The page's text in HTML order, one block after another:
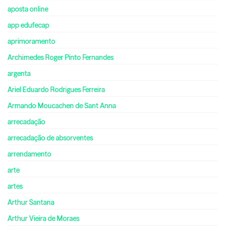
aposta online
app edufecap
aprimoramento
Archimedes Roger Pinto Fernandes
argenta
Ariel Eduardo Rodrigues Ferreira
Armando Moucachen de Sant Anna
arrecadação
arrecadação de absorventes
arrendamento
arte
artes
Arthur Santana
Arthur Vieira de Moraes